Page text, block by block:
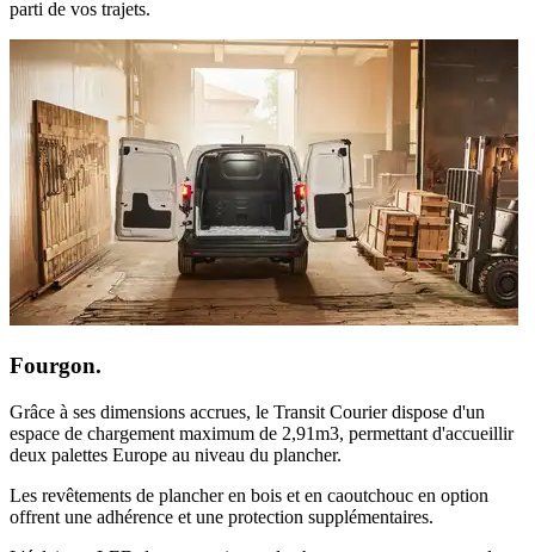
parti de vos trajets.
Fourgon.
Grâce à ses dimensions accrues, le Transit Courier dispose d'un
espace de chargement maximum de 2,91m3, permettant d'accueillir
deux palettes Europe au niveau du plancher.
Les revêtements de plancher en bois et en caoutchouc en option
offrent une adhérence et une protection supplémentaires.